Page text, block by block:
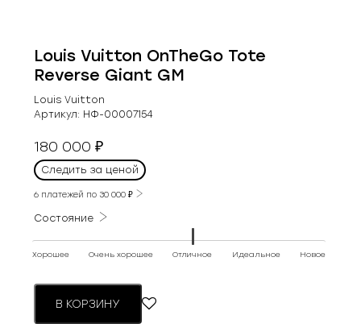
Louis Vuitton OnTheGo Tote
Reverse Giant GM
Louis Vuitton
Артикул: НФ-00007154
180 000₽
Следить за ценой
6 платежей по 30 000₽
Состояние
Хорошее Очень хорошее Отличное Идеальное Новое
В КОРЗИНУ